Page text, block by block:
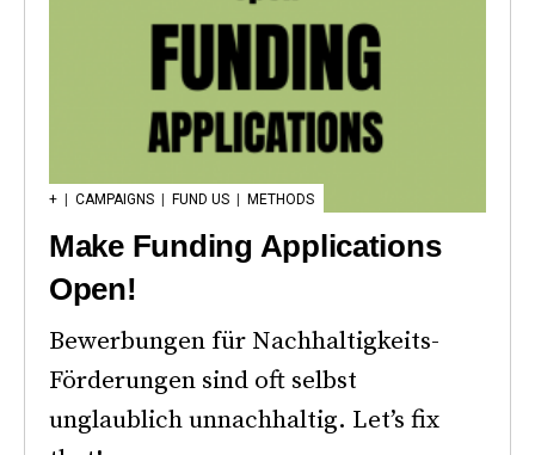
+ CAMPAIGNS FUND US METHODS
Make Funding Applications
Open!
Bewerbungen für Nachhaltigkeits-
Förderungen sind oft selbst
unglaublich unnachhaltig. Let’s fix